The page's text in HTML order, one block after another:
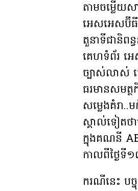
តាមចម្លើយ
អេសអេសប៊ីធី
តួនាទីជានិព
គេហទំព័រ អ
ច្បាស់លាស់ ធ្
ធរមានសមត្ថ
សម្លេងគំរា
ស្គាល់ទៀត
ក្នុងគណនី
កាលពីថ្ងៃទី
ករណីនេះ ប